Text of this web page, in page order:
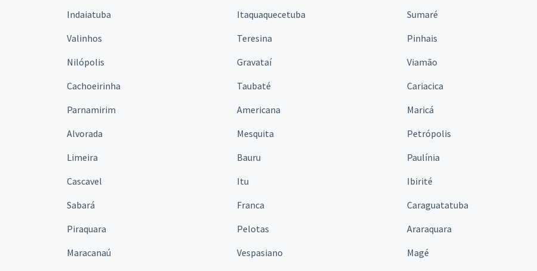
Indaiatuba
Itaquaquecetuba Sumaré
Valinhos
Teresina Pinhais
Nilópolis
Gravataí Viamão
Cachoeirinha
Taubaté Cariacica
Parnamirim
Americana Maricá
Alvorada
Mesquita Petrópolis
Limeira
Bauru Paulínia
Cascavel
Itu Ibirité
Sabará
Franca Caraguatatuba
Piraquara
Pelotas Araraquara
Maracanaú
Vespasiano Magé